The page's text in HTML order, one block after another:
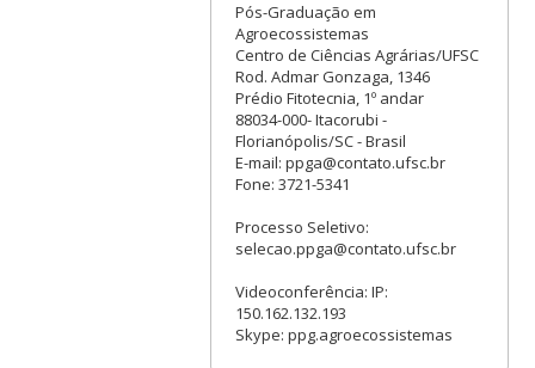
Pós-Graduação em
Agroecossistemas
Centro de Ciências Agrárias/UFSC
Rod. Admar Gonzaga, 1346
Prédio Fitotecnia, 1º andar
88034-000- Itacorubi -
Florianópolis/SC - Brasil
E-mail: ppga@contato.ufsc.br
Fone: 3721-5341
Processo Seletivo:
selecao.ppga@contato.ufsc.br
Videoconferência: IP:
150.162.132.193
Skype: ppg.agroecossistemas